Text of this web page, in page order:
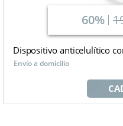
60%
Dispositivo anticelulítico
Envío a domicilio